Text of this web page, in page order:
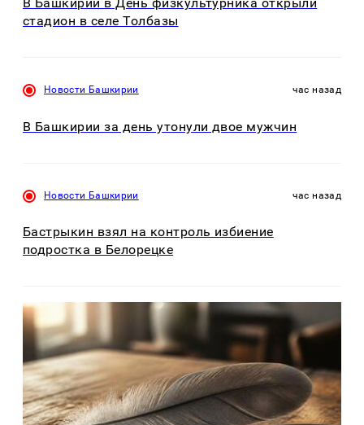
стадион в селе Толбазы
Новости Башкирии час назад
В Башкирии за день утонули двое мужчин
Новости Башкирии час назад
Бастрыкин взял на контроль избиение
подростка в Белорецке